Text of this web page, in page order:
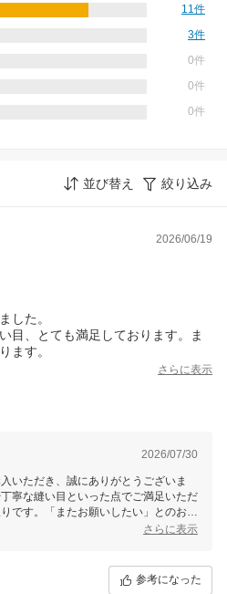
11件
3件
0件
0件
0件
並び替え 絞り込み
2026/06/19
した。
目、とても満足しております。ま
ます。
さらに表示
2026/07/30
いただき、誠にありがとうございま
寧な縫い目といった点でご満足いただ
です。「またお願いしたい」とのお言
からもお客様にご満足いただける商品
さらに表示
参考になった